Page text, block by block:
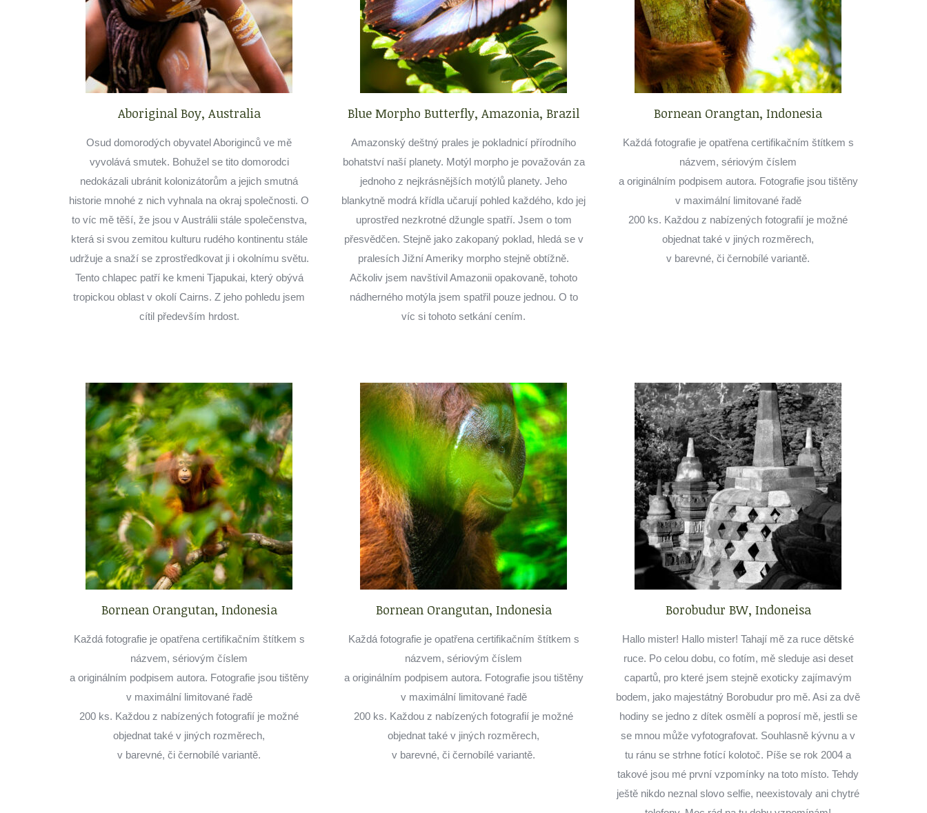
Aboriginal Boy, Australia
Osud domorodých obyvatel Aboriginců ve mě
vyvolává smutek. Bohužel se tito domorodci
nedokázali ubránit kolonizátorům a jejich smutná
historie mnohé z nich vyhnala na okraj společnosti. O
to víc mě těší, že jsou v Austrálii stále společenstva,
která si svou zemitou kulturu rudého kontinentu stále
udržuje a snaží se zprostředkovat ji i okolnímu světu.
Tento chlapec patří ke kmeni Tjapukai, který obývá
tropickou oblast v okolí Cairns. Z jeho pohledu jsem
cítil především hrdost.
Blue Morpho Butterfly, Amazonia, Brazil
Amazonský deštný prales je pokladnicí přírodního
bohatství naší planety. Motýl morpho je považován za
jednoho z nejkrásnějších motýlů planety. Jeho
blankytně modrá křídla učarují pohled každého, kdo jej
uprostřed nezkrotné džungle spatří. Jsem o tom
přesvědčen. Stejně jako zakopaný poklad, hledá se v
pralesích Jižní Ameriky morpho stejně obtížně.
Ačkoliv jsem navštívil Amazonii opakovaně, tohoto
nádherného motýla jsem spatřil pouze jednou. O to
víc si tohoto setkání cením.
Bornean Orangtan, Indonesia
Každá fotografie je opatřena certifikačním štítkem s
názvem, sériovým číslem
a originálním podpisem autora. Fotografie jsou tištěny
v maximální limitované řadě
200 ks. Každou z nabízených fotografií je možné
objednat také v jiných rozměrech,
v barevné, či černobílé variantě.
Bornean Orangutan, Indonesia
Každá fotografie je opatřena certifikačním štítkem s
názvem, sériovým číslem
a originálním podpisem autora. Fotografie jsou tištěny
v maximální limitované řadě
200 ks. Každou z nabízených fotografií je možné
objednat také v jiných rozměrech,
v barevné, či černobílé variantě.
Bornean Orangutan, Indonesia
Každá fotografie je opatřena certifikačním štítkem s
názvem, sériovým číslem
a originálním podpisem autora. Fotografie jsou tištěny
v maximální limitované řadě
200 ks. Každou z nabízených fotografií je možné
objednat také v jiných rozměrech,
v barevné, či černobílé variantě.
Borobudur BW, Indoneisa
Hallo mister! Hallo mister! Tahají mě za ruce dětské
ruce. Po celou dobu, co fotím, mě sleduje asi deset
capartů, pro které jsem stejně exoticky zajímavým
bodem, jako majestátný Borobudur pro mě. Asi za dvě
hodiny se jedno z dítek osmělí a poprosí mě, jestli se
se mnou může vyfotografovat. Souhlasně kývnu a v
tu ránu se strhne fotící kolotoč. Píše se rok 2004 a
takové jsou mé první vzpomínky na toto místo. Tehdy
ještě nikdo neznal slovo selfie, neexistovaly ani chytré